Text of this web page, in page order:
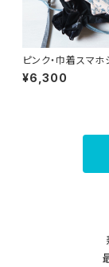
ピンク・巾着スマホ
猫耳【ラスト1点】
¥6,300